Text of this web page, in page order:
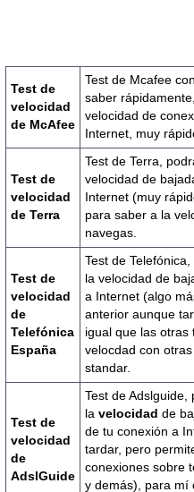
Test de
velocidad
de McAfee
Test de Mcafee
saber
velocidad de
Internet, muy
Test de
velocidad
de Terra
Test de Terra,
velocidad de
Internet (muy
para saber a la
navegas.
Test de
velocidad
de
Telefónica
España
Test de
la velocidad de
a Internet (algo
anterior aunque
igual que las otras
velocdad con
standar.
Test de
velocidad
de
AdslGuide
Test de
la velocidad de
de tu conexión a
tardar, pero
conexiones sobre
y demás), para mí